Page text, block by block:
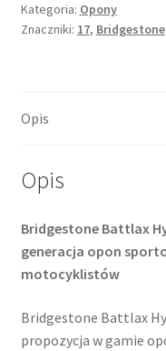
ZR
17
Kategoria: Opony
Znaczniki: 17, Bridgestone
Opis
Opis
Bridgestone Battlax
generacja opon
motocyklistów
Bridgestone Battlax
propozycja w gamie